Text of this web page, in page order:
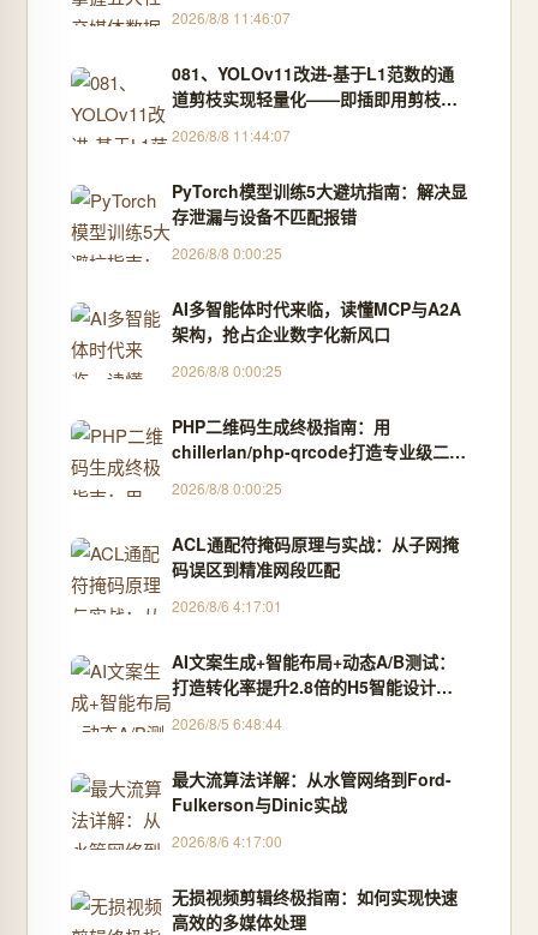
2026/8/8 11:46:07
081、YOLOv11改进-基于L1范数的通
道剪枝实现轻量化——即插即用剪枝策
2026/8/8 11:44:07
PyTorch模型训练5大避坑指南：解决显
存泄漏与设备不匹配报错
2026/8/8 0:00:25
AI多智能体时代来临，读懂MCP与A2A
架构，抢占企业数字化新风口
2026/8/8 0:00:25
PHP二维码生成终极指南：用
chillerlan/php-qrcode打造专业级二维
2026/8/8 0:00:25
ACL通配符掩码原理与实战：从子网掩
码误区到精准网段匹配
2026/8/6 4:17:01
AI文案生成+智能布局+动态A/B测试：
打造转化率提升2.8倍的H5智能设计闭
2026/8/5 6:48:44
最大流算法详解：从水管网络到Ford-
Fulkerson与Dinic实战
2026/8/6 4:17:00
无损视频剪辑终极指南：如何实现快速
高效的多媒体处理